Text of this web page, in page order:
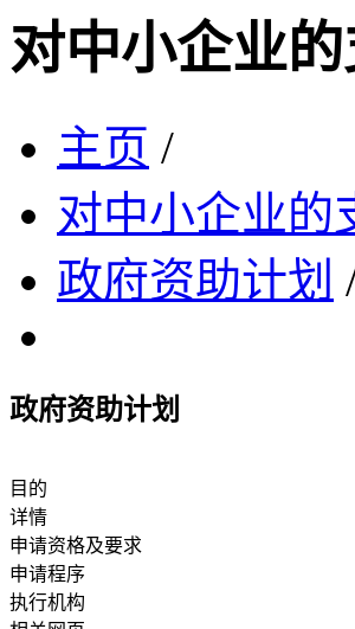
对中小企业
主页 /
对中小企业的
政府资助计划
政府资助计划
目的
详情
申请资格及要求
申请程序
执行机构